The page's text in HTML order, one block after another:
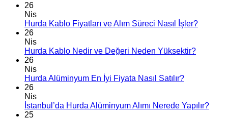
26
Nis
Hurda Kablo Fiyatları ve Alım Süreci Nasıl İşler?
26
Nis
Hurda Kablo Nedir ve Değeri Neden Yüksektir?
26
Nis
Hurda Alüminyum En İyi Fiyata Nasıl Satılır?
26
Nis
İstanbul’da Hurda Alüminyum Alımı Nerede Yapılır?
25